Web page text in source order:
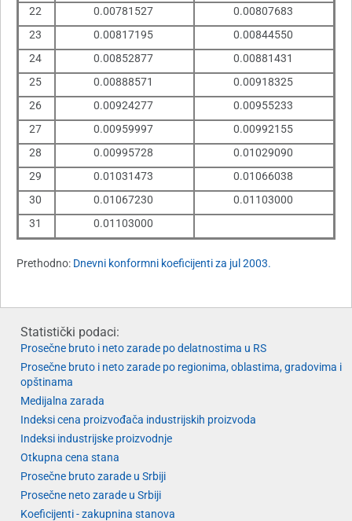
22
0.00781527
0.00807683
23
0.00817195
0.00844550
24
0.00852877
0.00881431
25
0.00888571
0.00918325
26
0.00924277
0.00955233
27
0.00959997
0.00992155
28
0.00995728
0.01029090
29
0.01031473
0.01066038
30
0.01067230
0.01103000
31
0.01103000
Prethodno: Dnevni konformni koeficijenti za jul 2003.
Statistički podaci:
Prosečne bruto i neto zarade po delatnostima u RS
Prosečne bruto i neto zarade po regionima, oblastima, gradovima i
opštinama
Medijalna zarada
Indeksi cena proizvođača industrijskih proizvoda
Indeksi industrijske proizvodnje
Otkupna cena stana
Prosečne bruto zarade u Srbiji
Prosečne neto zarade u Srbiji
Koeficijenti - zakupnina stanova